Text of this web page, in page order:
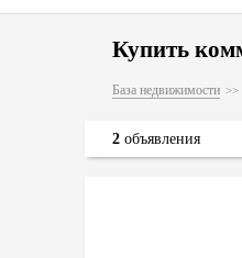
Купить
База недвижимости
2 объявления